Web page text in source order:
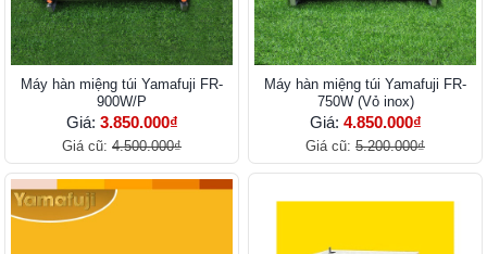
Máy hàn miệng túi Yamafuji FR-
900W/P
Giá: 3.850.000₫
Giá cũ: 4.500.000₫
Máy hàn miệng túi Yamafuji FR-
750W (Vỏ inox)
Giá: 4.850.000₫
Giá cũ: 5.200.000₫